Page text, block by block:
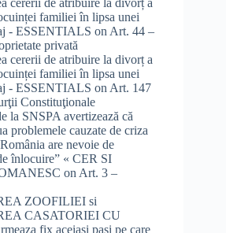
familiei în lipsa unei
- ESSENTIALS on Art. 44 –
privată
cererii de atribuire la divorț a
familiei în lipsa unei
- ESSENTIALS on Art. 147
Constituţionale
la SNSPA avertizează că
problemele cauzate de criza
are nevoie de
înlocuire” « CER SI
on Art. 3 –
ZOOFILIEI si
CASATORIEI CU
fix aceiasi pasi pe care